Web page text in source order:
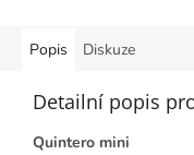
Popis Diskuze
Detailní popis
Quintero mini